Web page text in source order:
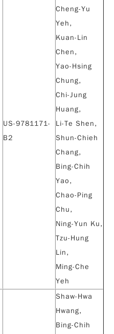
US-9781171-
B2
Cheng-Yu
Yeh,
Kuan-Lin
Chen,
Yao-Hsing
Chung,
Chi-Jung
Huang,
Li-Te Shen,
Shun-Chieh
Chang,
Bing-Chih
Yao,
Chao-Ping
Chu,
Ning-Yun Ku,
Tzu-Hung
Lin,
Ming-Che
Yeh
Shaw-Hwa
Hwang,
Bing-Chih